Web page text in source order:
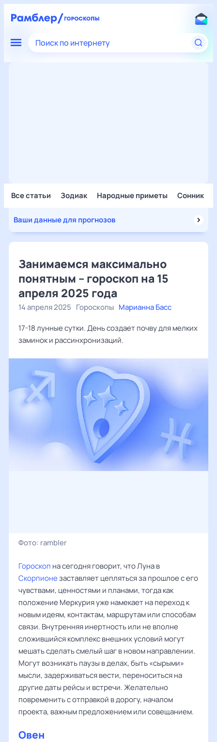
Поиск по интернету
Все статьи Зодиак Народные приметы Сонник
Ваши данные для прогнозов
Занимаемся максимально
понятным – гороскоп на 15
апреля 2025 года
14 апреля 2025 Гороскопы Марианна Басс
17-18 лунные сутки. День создает почву для мелких
заминок и рассинхронизаций.
Фото: rambler
Гороскоп на сегодня говорит, что Луна в
Скорпионезаставляет цепляться за прошлое с его
чувствами, ценностями и планами, тогда как
положение Меркурия уже намекает на переход к
новым идеям, контактам, маршрутам или способам
связи. Внутренняя инертность или не вполне
сложившийся комплекс внешних условий могут
мешать сделать смелый шаг в новом направлении.
Могут возникать паузы в делах, быть «сырыми»
мысли, задерживаться вести, переноситься на
другие даты рейсы и встречи. Желательно
повременить с отправкой в дорогу, началом
проекта, важным предложением или совещанием.
Овен